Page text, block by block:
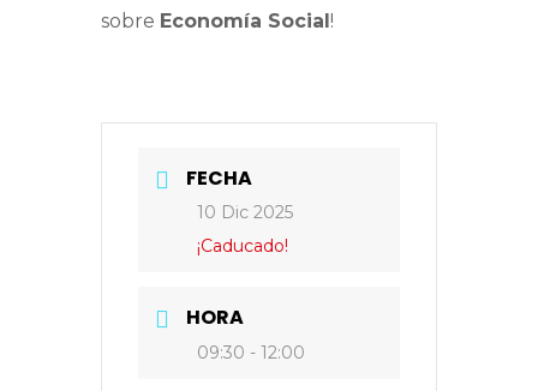
sobre Economía Social!
FECHA
10 Dic 2025
¡Caducado!
HORA
09:30 - 12:00